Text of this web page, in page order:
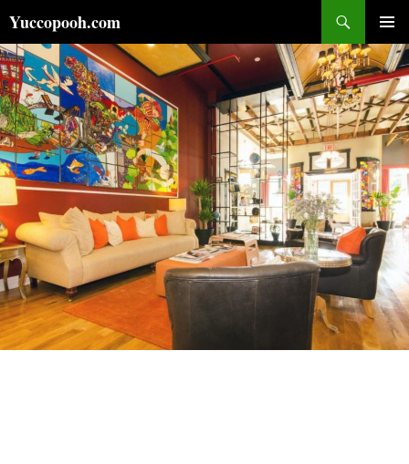
ン
テ
ン
ツ
へ
ス
キ
ッ
プ
Yuccopooh.com
索
メインメ
ニュー